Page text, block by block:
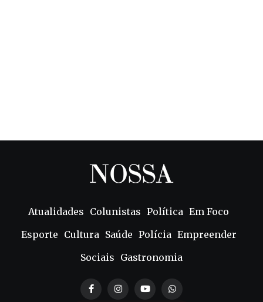
Atualidades Colunistas Política Em Foco
Esporte Cultura Saúde Polícia Empreender
Sociais Gastronomia